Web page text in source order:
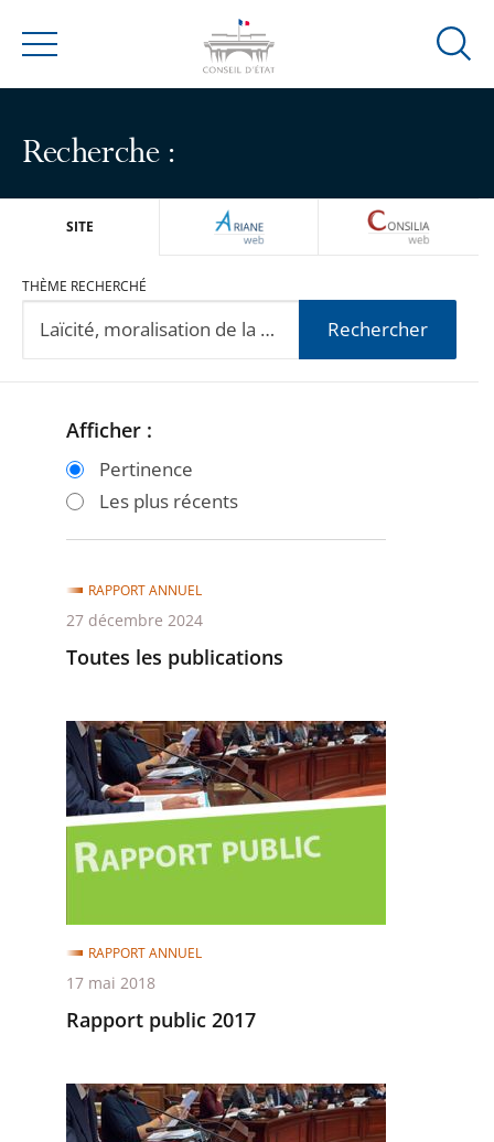
Menu
Ouvrir
Recherche :
SITE ARIANEWEB
THÈME RECHERCHÉ
Rechercher
Passer
filtres
après
Passer
filtres
Afficher :
Pertinence
Les plus récents
Toutes les publications
RAPPORT ANNUEL
27 décembre 2024
Rapport
public
2017
Rapport public 2017
RAPPORT ANNUEL
17 mai 2018
Rapport
public